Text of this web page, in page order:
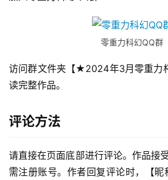
零重力科幻QQ群
访问群文件夹【★2024年3月零重力
读完整作品。
评论方法
请直接在页面底部进行评论。作品接
需注册账号。作者回复评论时，【昵